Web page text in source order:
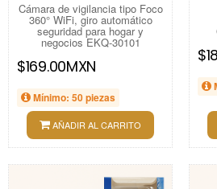
Cámara de vigilancia tipo Foco
360° WiFi, giro automático
seguridad para hogar y
negocios EKQ-30101
$169.00MXN
Mínimo: 50 piezas
AÑADIR AL CARRITO